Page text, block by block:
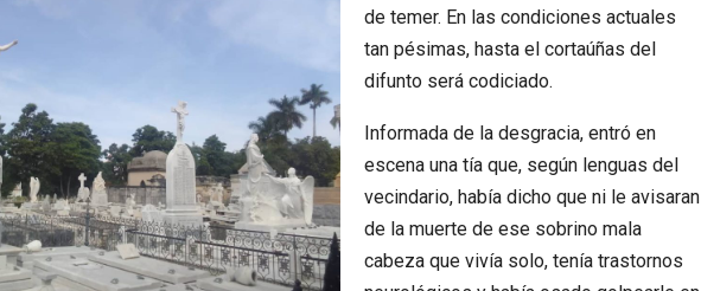
de temer. En las condiciones actuales
tan pésimas, hasta el cortaúñas del
difunto será codiciado.
Informada de la desgracia, entró en
escena una tía que, según lenguas del
vecindario, había dicho que ni le avisaran
de la muerte de ese sobrino mala
cabeza que vivía solo, tenía trastornos